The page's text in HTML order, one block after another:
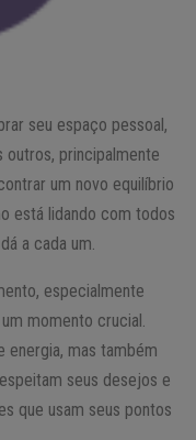
seu espaço pessoal,
outros, principalmente
um novo equilíbrio
está lidando com todos
a cada um.
especialmente
momento crucial.
energia, mas também
seus desejos e
que usam seus pontos